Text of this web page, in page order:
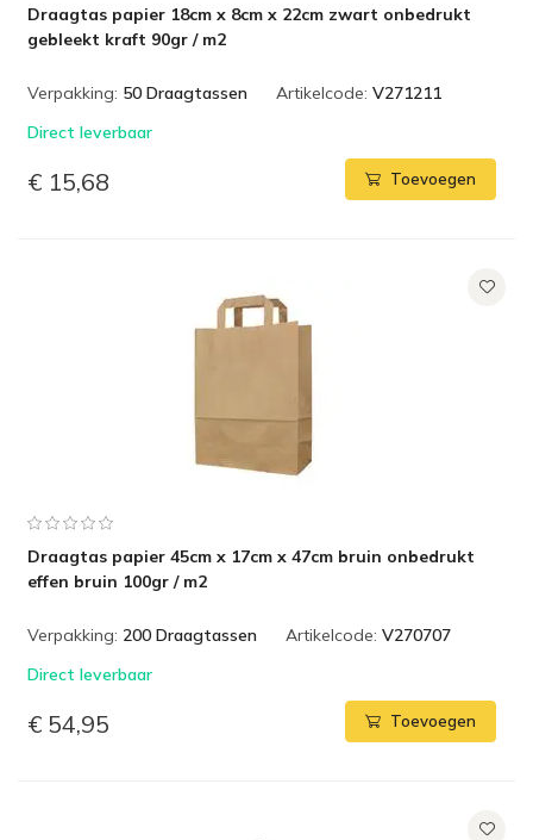
Draagtas papier 18cm x 8cm x 22cm zwart onbedrukt
gebleekt kraft 90gr / m2
Verpakking: 50 Draagtassen Artikelcode: V271211
Direct leverbaar
€ 15,68 Toevoegen
Draagtas papier 45cm x 17cm x 47cm bruin onbedrukt
effen bruin 100gr / m2
Verpakking: 200 Draagtassen Artikelcode: V270707
Direct leverbaar
€ 54,95 Toevoegen